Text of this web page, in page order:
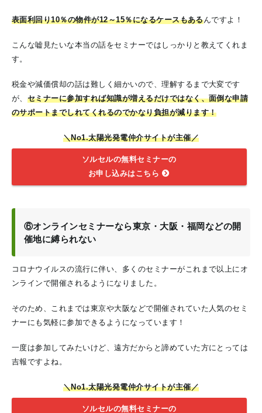
表面利回り10％の物件が12～15％になるケースもあるんですよ！
こんな嘘見たいな本当の話をセミナーではしっかりと教えてくれま
す。
税金や減価償却の話は難しく細かいので、理解するまで大変です
が、 セミナーに参加すれば知識が増えるだけではなく、面倒な申請
のサポートまでしれてくれるのでかなり負担が減ります！
＼No1.太陽光発電仲介サイトが主催／
ソルセルの無料セミナーの
お申し込みはこちら
⑥オンラインセミナーなら東京・大阪・福岡などの開
催地に縛られない
コロナウイルスの流行に伴い、多くのセミナーがこれまで以上にオ
ンラインで開催されるようになりました。
そのため、これまでは東京や大阪などで開催されていた人気のセミ
ナーにも気軽に参加できるようになっています！
一度は参加してみたいけど、遠方だからと諦めていた方にとっては
吉報ですよね。
＼No1.太陽光発電仲介サイトが主催／
ソルセルの無料セミナーの